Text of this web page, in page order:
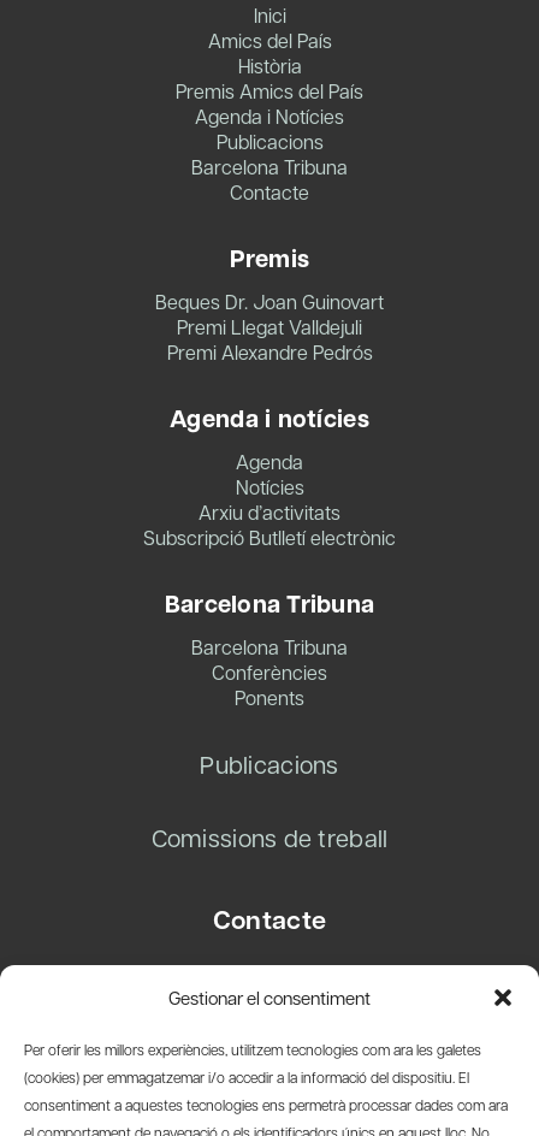
Gestionar el consentiment
Per oferir les millors experiències, utilitzem tecnologies com ara les galetes
(cookies) per emmagatzemar i/o accedir a la informació del dispositiu. El
consentiment a aquestes tecnologies ens permetrà processar dades com ara
Inici
Amics del País
Història
Premis Amics del País
Agenda i Notícies
Publicacions
Barcelona Tribuna
Contacte
Premis
Beques Dr. Joan Guinovart
Premi Llegat Valldejuli
Premi Alexandre Pedrós
Agenda i notícies
Agenda
Notícies
Arxiu d’activitats
Subscripció Butlletí electrònic
Barcelona Tribuna
Barcelona Tribuna
Conferències
Ponents
Publicacions
Comissions de treball
Contacte
08003 Barcelona
info@amicsdelpais.com
Suscripció Newsletter